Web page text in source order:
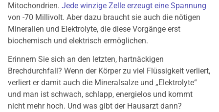
Mitochondrien. Jede winzige Zelle erzeugt eine Spannung
von -70 Millivolt. Aber dazu braucht sie auch die nötigen
Mineralien und Elektrolyte, die diese Vorgänge erst
biochemisch und elektrisch ermöglichen.
Erinnern Sie sich an den letzten, hartnäckigen
Brechdurchfall? Wenn der Körper zu viel Flüssigkeit verliert,
verliert er damit auch die Mineralsalze und „Elektrolyte“
und man ist schwach, schlapp, energielos und kommt
nicht mehr hoch. Und was gibt der Hausarzt dann?